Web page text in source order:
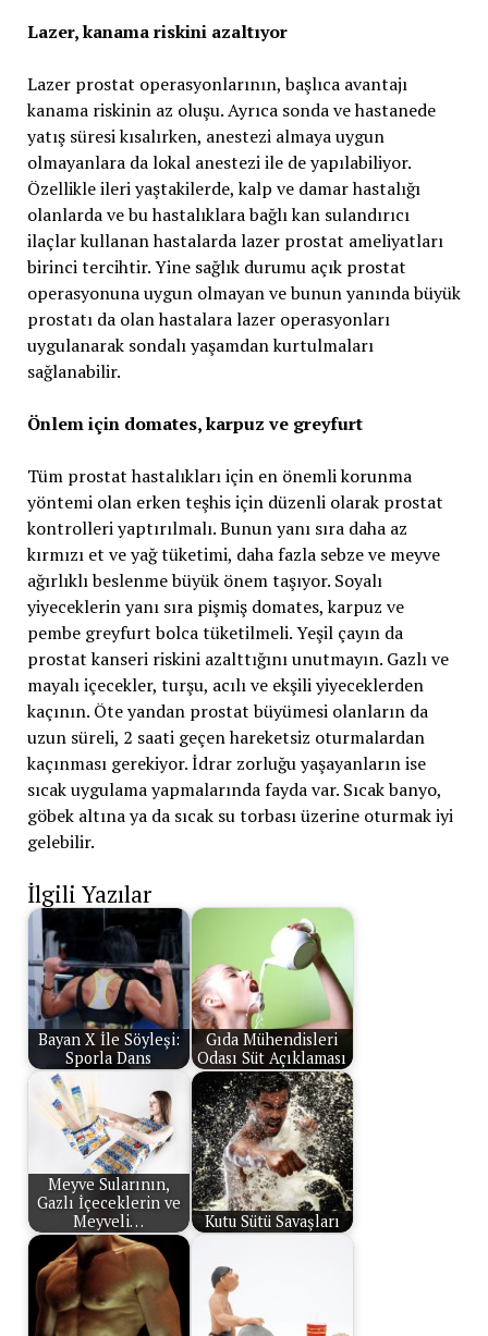
Lazer, kanama riskini azaltıyor
Lazer prostat operasyonlarının, başlıca avantajı
kanama riskinin az oluşu. Ayrıca sonda ve hastanede
yatış süresi kısalırken, anestezi almaya uygun
olmayanlara da lokal anestezi ile de yapılabiliyor.
Özellikle ileri yaştakilerde, kalp ve damar hastalığı
olanlarda ve bu hastalıklara bağlı kan sulandırıcı
ilaçlar kullanan hastalarda lazer prostat ameliyatları
birinci tercihtir. Yine sağlık durumu açık prostat
operasyonuna uygun olmayan ve bunun yanında büyük
prostatı da olan hastalara lazer operasyonları
uygulanarak sondalı yaşamdan kurtulmaları
sağlanabilir.
Önlem için domates, karpuz ve greyfurt
Tüm prostat hastalıkları için en önemli korunma
yöntemi olan erken teşhis için düzenli olarak prostat
kontrolleri yaptırılmalı. Bunun yanı sıra daha az
kırmızı et ve yağ tüketimi, daha fazla sebze ve meyve
ağırlıklı beslenme büyük önem taşıyor. Soyalı
yiyeceklerin yanı sıra pişmiş domates, karpuz ve
pembe greyfurt bolca tüketilmeli. Yeşil çayın da
prostat kanseri riskini azalttığını unutmayın. Gazlı ve
mayalı içecekler, turşu, acılı ve ekşili yiyeceklerden
kaçının. Öte yandan prostat büyümesi olanların da
uzun süreli, 2 saati geçen hareketsiz oturmalardan
kaçınması gerekiyor. İdrar zorluğu yaşayanların ise
sıcak uygulama yapmalarında fayda var. Sıcak banyo,
göbek altına ya da sıcak su torbası üzerine oturmak iyi
gelebilir.
İlgili Yazılar
Bayan X İle Söyleşi:
Sporla Dans
Gıda Mühendisleri
Odası Süt Açıklaması
Meyve Sularının,
Gazlı İçeceklerin ve
Meyveli…
Kutu Sütü Savaşları